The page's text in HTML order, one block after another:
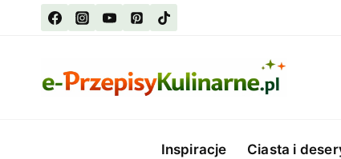
Inspiracje Ciasta i